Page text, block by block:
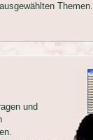
Themen.
und